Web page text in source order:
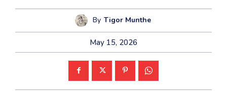
By Tigor Munthe
May 15, 2026